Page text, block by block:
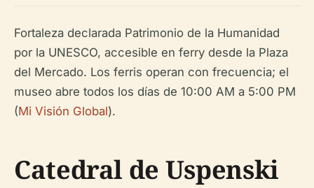
Fortaleza declarada Patrimonio de la Humanidad
por la UNESCO, accesible en ferry desde la Plaza
del Mercado. Los ferris operan con frecuencia; el
museo abre todos los días de 10:00 AM a 5:00 PM
(Mi Visión Global).
Catedral de Uspenski